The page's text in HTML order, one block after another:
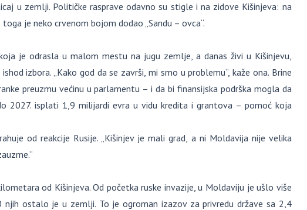
u zemlji. Političke rasprave odavno su stigle i na zidove Kišinjeva: na
je neko crvenom bojom dodao „Sandu – ovca“.
je odrasla u malom mestu na jugu zemlje, a danas živi u Kišinjevu,
izbora. „Kako god da se završi, mi smo u problemu“, kaže ona. Brine
preuzmu većinu u parlamentu – i da bi finansijska podrška mogla da
2027. isplati 1,9 milijardi evra u vidu kredita i grantova – pomoć koja
od reakcije Rusije. „Kišinjev je mali grad, a ni Moldavija nije velika
od Kišinjeva. Od početka ruske invazije, u Moldaviju je ušlo više
ostalo je u zemlji. To je ogroman izazov za privredu države sa 2,4